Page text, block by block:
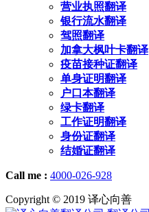
营业执照翻译
银行流水翻译
驾照翻译
加拿大枫叶卡翻译
疫苗接种证翻译
单身证明翻译
户口本翻译
绿卡翻译
工作证明翻译
身份证翻译
结婚证翻译
Call me : 4000-026-928
Copyright © 2019 译心向善